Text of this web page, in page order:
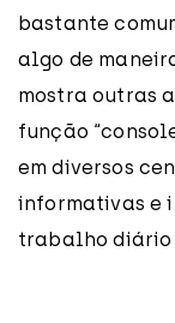
bastante
algo de
mostra outras
função
em diversos
informativas e
trabalho diário